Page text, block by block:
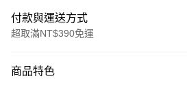
付款與運送方式
超取滿NT$390免運
POYA支付
商品特色